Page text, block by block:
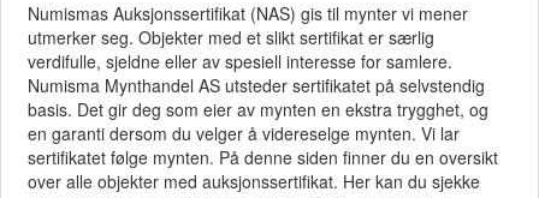
Numismas Auksjonssertifikat (NAS) gis til mynter vi mener
utmerker seg. Objekter med et slikt sertifikat er særlig
verdifulle, sjeldne eller av spesiell interesse for samlere.
Numisma Mynthandel AS utsteder sertifikatet på selvstendig
basis. Det gir deg som eier av mynten en ekstra trygghet, og
en garanti dersom du velger å videreselge mynten. Vi lar
sertifikatet følge mynten. På denne siden finner du en oversikt
over alle objekter med auksjonssertifikat. Her kan du sjekke